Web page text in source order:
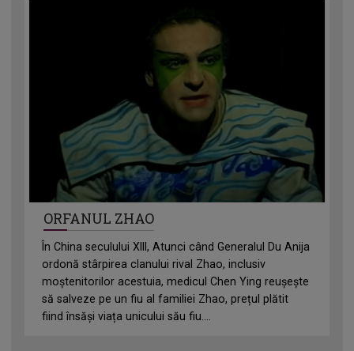
ORFANUL ZHAO
În China seculului XIII, Atunci când Generalul Du Anija
ordonă stârpirea clanului rival Zhao, inclusiv
moștenitorilor acestuia, medicul Chen Ying reușește
să salveze pe un fiu al familiei Zhao, prețul plătit
fiind însăși viața unicului său fiu....